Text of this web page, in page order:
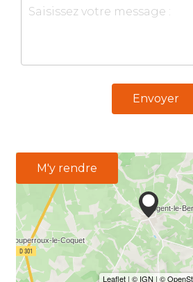
Envoyer
M'y rendre